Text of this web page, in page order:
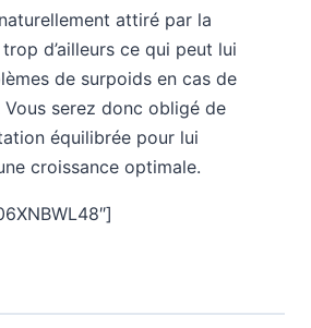
attiré par la
d’ailleurs ce qui peut lui
de surpoids en cas de
serez donc obligé de
équilibrée pour lui
croissance optimale.